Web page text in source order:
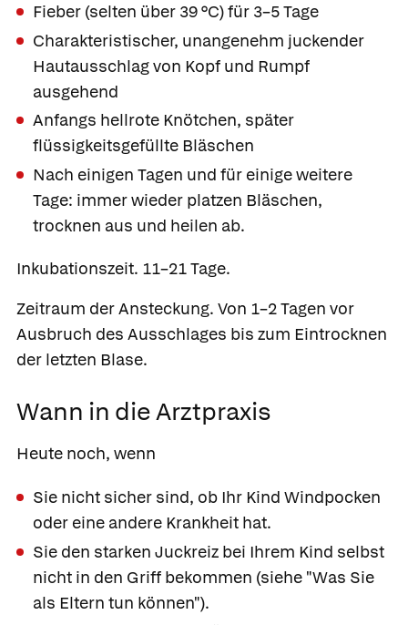
Fieber (selten über 39 °C) für 3–5 Tage
Charakteristischer, unangenehm juckender
Hautausschlag von Kopf und Rumpf
ausgehend
Anfangs hellrote Knötchen, später
flüssigkeitsgefüllte Bläschen
Nach einigen Tagen und für einige weitere
Tage: immer wieder platzen Bläschen,
trocknen aus und heilen ab.
Inkubationszeit. 11–21 Tage.
Zeitraum der Ansteckung. Von 1–2 Tagen vor
Ausbruch des Ausschlages bis zum Eintrocknen
der letzten Blase.
Wann in die Arztpraxis
Heute noch, wenn
Sie nicht sicher sind, ob Ihr Kind Windpocken
oder eine andere Krankheit hat.
Sie den starken Juckreiz bei Ihrem Kind selbst
nicht in den Griff bekommen (siehe "Was Sie
als Eltern tun können").